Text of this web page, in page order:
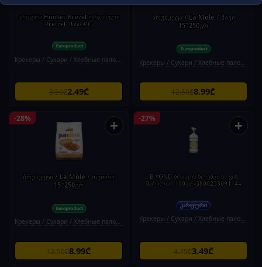
კრეკერი Huober Brezel ორგანული
'Pretzel' მინი 40 გ
Крекеры / Сухари / Хлебные палочки
3.50₾2.49₾
ბრუსკეტა / La Mole / შავი
15*250გრ
Крекеры / Сухари / Хлебные палочки
12.50₾8.99₾
-28% +
ბრუსკეტი / La Mole / თეთრი
15*250გრ
Крекеры / Сухари / Хлебные палочки
12.50₾8.99₾
-27% +
B.YOND ბრინჯის ხლებცი ზღვის
მარილით 100გრ/3800233091144
Крекеры / Сухари / Хлебные палочки
4.75₾3.49₾